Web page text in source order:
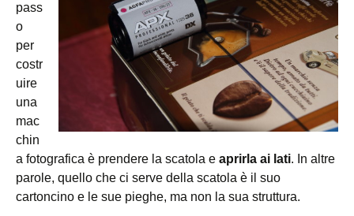
pass
o
per
costr
uire
una
mac
chin
a fotografica è prendere la scatola e aprirla ai lati. In altre
parole, quello che ci serve della scatola è il suo
cartoncino e le sue pieghe, ma non la sua struttura.